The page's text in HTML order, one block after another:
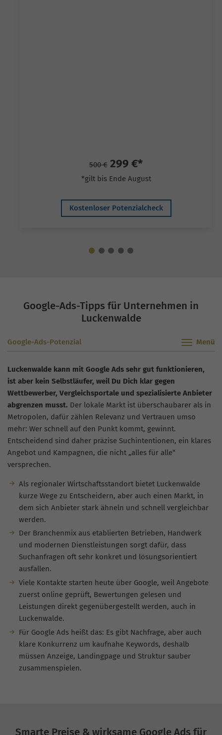
500 € 299 €*
*gilt bis Ende August
Kostenloser Potenzialcheck
Google-Ads-Tipps für Unternehmen in
Luckenwalde
Google-Ads-Potenzial
Luckenwalde kann mit Google Ads sehr gut funktionieren,
ist aber kein Selbstläufer, weil Du Dich klar gegen
Wettbewerber, Vergleichsportale und spezialisierte Anbieter
abgrenzen musst. Der lokale Markt ist überschaubarer als in
Metropolen, dafür zählen Relevanz und Vertrauen umso
mehr: Wer schnell auf den Punkt kommt, gewinnt.
Entscheidend sind daher präzise Suchintentionen, ein klares
Angebot und Kampagnen, die nicht „alles für alle“
versprechen.
Als regionaler Wirtschaftsstandort bietet Luckenwalde
kurze Wege zu Entscheidern, aber auch einen Markt, in
dem sich Anbieter stark ähneln und schnell vergleichbar
werden.
Der Branchenmix aus etablierten Betrieben, Handwerk
und modernen Dienstleistungen sorgt dafür, dass
Suchanfragen oft sehr konkret und lösungsorientiert
ausfallen.
Viele Kontakte starten heute über Google, weil Angebote
zuerst online geprüft, Bewertungen gelesen und
Leistungen direkt gegenübergestellt werden, auch in
Luckenwalde.
Für Google Ads heißt das: Es gibt Nachfrage, aber auch
klare Konkurrenz um kaufnahe Keywords, deshalb
müssen Anzeige, Landingpage und Struktur sauber
zusammenspielen.
Smarte Preise & wirksame Google Ads für